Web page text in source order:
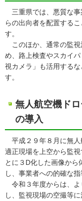
三重県では、悪質な事
らの出向者を配置する
す。
このほか、通常の監視
め、路上検査やスカイ
視カメラ」も活用する
す。
無人航空機ド
の導入
平成２９年８月に無人
適正現場を上空から監
とに３D化した画像から
し、事業者への的確な指
令和３年度からは、よ
し、監視現場の空撮等に